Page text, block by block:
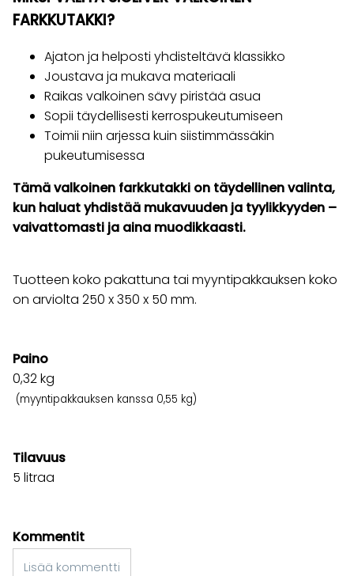
FARKKUTAKKI?
Ajaton ja helposti yhdisteltävä klassikko
Joustava ja mukava materiaali
Raikas valkoinen sävy piristää asua
Sopii täydellisesti kerrospukeutumiseen
Toimii niin arjessa kuin siistimmässäkin
pukeutumisessa
Tämä valkoinen farkkutakki on täydellinen valinta,
kun haluat yhdistää mukavuuden ja tyylikkyyden –
vaivattomasti ja aina muodikkaasti.
Tuotteen koko pakattuna tai myyntipakkauksen koko
on arviolta 250 x 350 x 50 mm.
Paino
0,32kg
(myyntipakkauksen kanssa 0,55 kg)
Tilavuus
5 litraa
Kommentit
Lisää kommentti